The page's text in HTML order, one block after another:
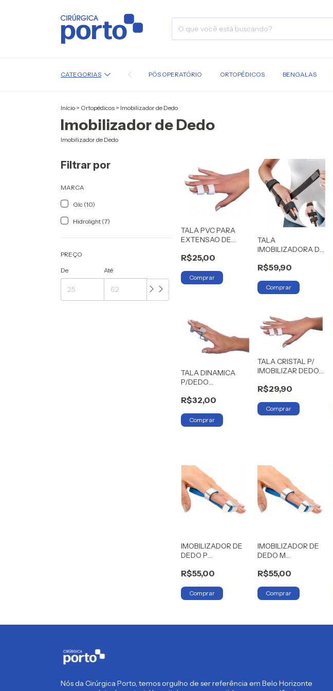
CATEGORIAS PÓS OPERATÓRIO ORTOPÉDICOS BENGALAS
Início > Ortopédicos > Imobilizador de Dedo
Imobilizador de Dedo
Imobilizador de Dedo
Filtrar por
MARCA
Glc (10)
Hidrolight (7)
PREÇO
De Até
TALA PVC PARA
EXTENSAO DE
R$25,00
TALA
IMOBILIZADORA DE
HIDROLIGHT
R$59,90
TALA DINAMICA
P/DEDO
G
R$32,00
TALA CRISTAL P/
IMOBILIZAR DEDOS
R$29,90
IMOBILIZADOR DE
DEDO P
R$55,00
IMOBILIZADOR DE
DEDO M
R$55,00
Nós da Cirúrgica Porto, temos orgulho de ser referência em Belo Horizonte